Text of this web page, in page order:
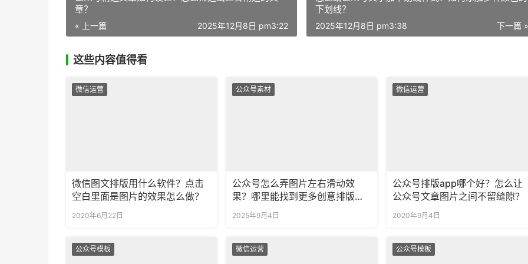
章？
« 上一篇 2025年12月8日 pm3:22
下划线？
下一篇 »
2025年12月8日 pm3:38
这些内容值得看
微信运营
微信图文排版用什么软件？点击
空白里面是图片的效果怎么做？
2020年6月22日
公众号素材
公众号怎么弄图片左右滑动效
果？哪里能找到更多创意排版样
2025年9月4日
微信运营
公众号排版app哪个好？怎么让
公众号文章图片之间不留缝隙？
2020年9月4日
公众号模板 微信运营 公众号模板